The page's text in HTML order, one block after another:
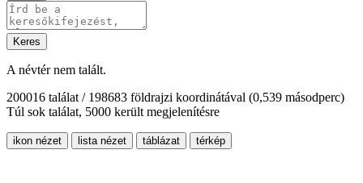
Keres
A névtér nem talált.
200016 találat / 198683 földrajzi koordinátával (0,539 másodperc)
Túl sok találat, 5000 került megjelenítésre
ikon nézet lista nézet táblázat térkép